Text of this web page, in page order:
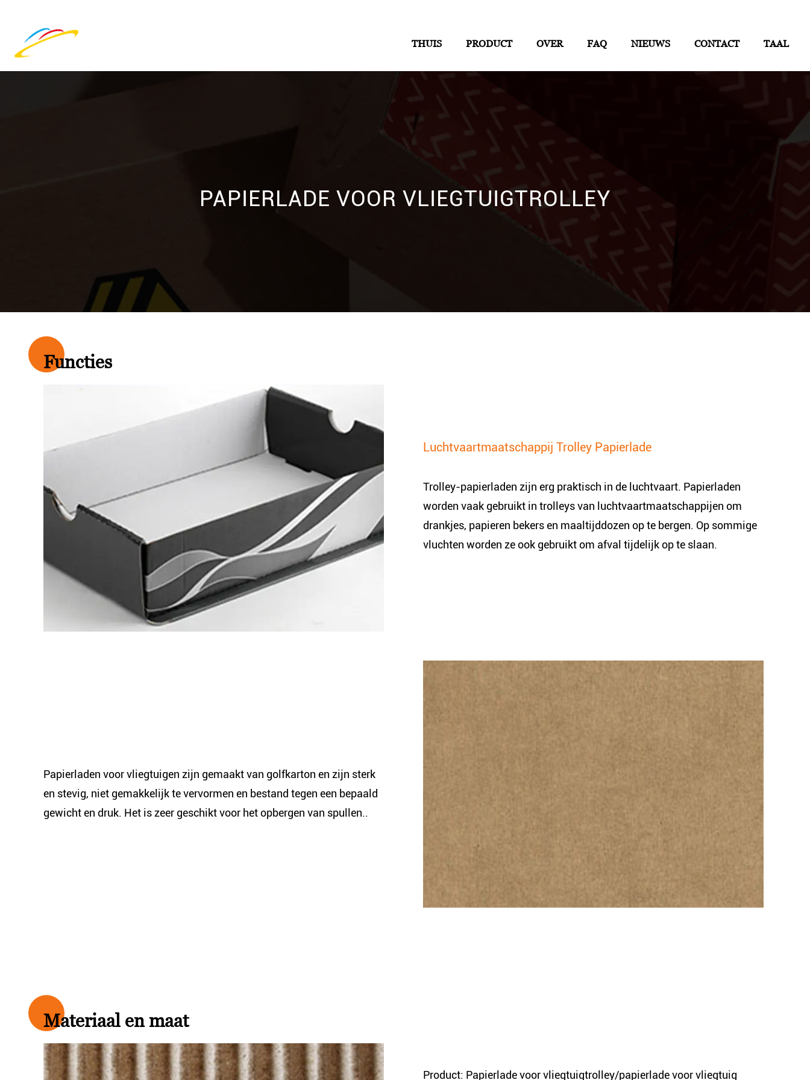
THUIS PRODUCT OVER FAQ NIEUWS CONTACT TAAL
PAPIERLADE VOOR VLIEGTUIGTROLLEY
Functies
Luchtvaartmaatschappij Trolley Papierlade
Trolley-papierladen zijn erg praktisch in de luchtvaart. Papierladen
worden vaak gebruikt in trolleys van luchtvaartmaatschappijen om
drankjes, papieren bekers en maaltijddozen op te bergen. Op sommige
vluchten worden ze ook gebruikt om afval tijdelijk op te slaan.
Papierladen voor vliegtuigen zijn gemaakt van golfkarton en zijn sterk
en stevig, niet gemakkelijk te vervormen en bestand tegen een bepaald
gewicht en druk. Het is zeer geschikt voor het opbergen van spullen..
Materiaal en maat
Product: Papierlade voor vliegtuigtrolley/papierlade voor vliegtuig